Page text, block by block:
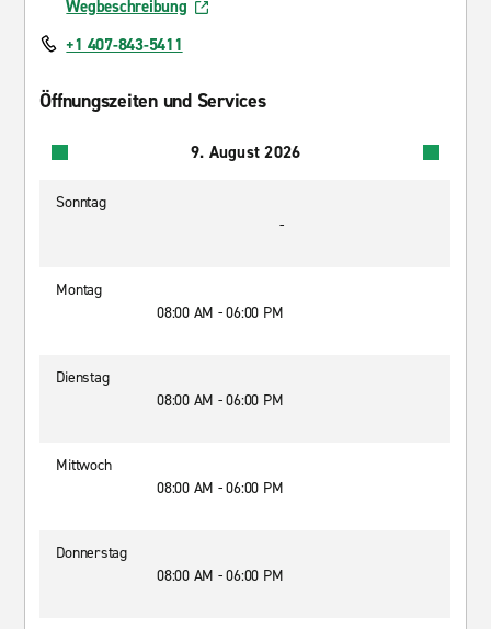
Wegbeschreibung
+1 407-843-5411
Öffnungszeiten und Services
9. August 2026
Sonntag
-
Montag
08:00 AM - 06:00 PM
Dienstag
08:00 AM - 06:00 PM
Mittwoch
08:00 AM - 06:00 PM
Donnerstag
08:00 AM - 06:00 PM